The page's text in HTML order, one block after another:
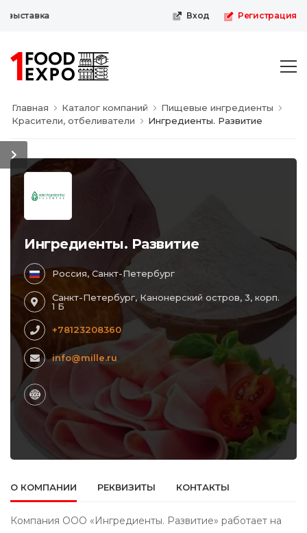
Вход Регистрация
Главная Каталог компаний
Пищевые ингредиенты
Красители, отбеливатели
Ингредиенты. Развитие
Ингредиенты. Развитие
Россия, Санкт-Петербург
Санкт-Петербург, Канонерский остров, 3, корп.
1 Б
+78123208360
info@mille.ru
О КОМПАНИИ РЕКВИЗИТЫ КОНТАКТЫ
Компания ООО «Ингредиенты. Развитие» работает на